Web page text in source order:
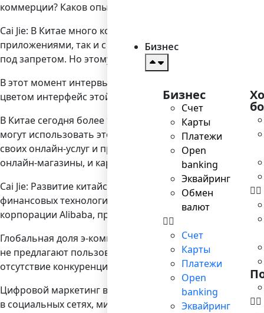
Бизнес
Бизнес
Счет
Карты
Платежи
Open
banking
Эквайринг
Обмен
валют
Счет
Карты
Платежи
Open
banking
Эквайринг
коммерции? Каков опыт Китая в этом вопросе?
Cai Jie: В Китае много компаний, работающих с
приложениями, так и с продвинутыми. В основном
под запретом. Но этому есть несколько лучших
В этот момент интервью мистер Cai и его
цветом интерфейс этой аппликации.
В Китае сегодня более 900 млн активных
могут использовать это приложение для оплаты
своих онлайн-услуг и продажи товаров. Пользователи
онлайн-магазины, и карточные счета Visa, MasterCard и
Cai Jie: Развитие китайских компаний, работающих с
финансовых технологий, требует инвестиций
корпорации Alibaba, предоставляют им все
Глобальная доля э-коммерции Китая благодаря
не предлагают пользователям таких универсальных
отсутствие конкуренции не замедляет развитие
Цифровой маркетинг в Китае позволяет вести
в социальных сетях, мини-браузеру и программам,